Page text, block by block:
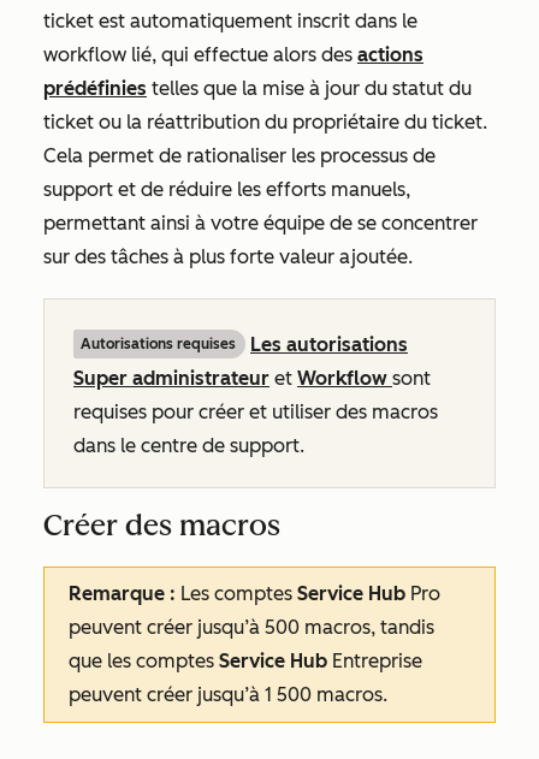
ticket est automatiquement inscrit dans le
workflow lié, qui effectue alors des actions
prédéfinies telles que la mise à jour du statut du
ticket ou la réattribution du propriétaire du ticket.
Cela permet de rationaliser les processus de
support et de réduire les efforts manuels,
permettant ainsi à votre équipe de se concentrer
sur des tâches à plus forte valeur ajoutée.
Autorisations requises
Les autorisations
Super administrateur et Workflow sont
requises pour créer et utiliser des macros
dans le centre de support.
Créer des macros
Remarque : Les comptes Service Hub Pro
peuvent créer jusqu’à 500 macros, tandis
que les comptes Service Hub Entreprise
peuvent créer jusqu’à 1 500 macros.